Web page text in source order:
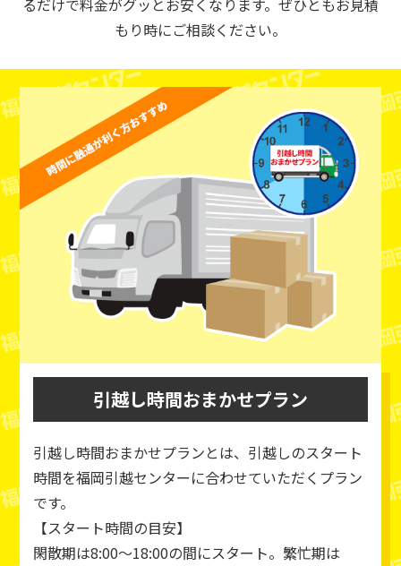
るだけで料金がグッとお安くなります。ぜひともお見積
もり時にご相談ください。
引越し時間おまかせプラン
引越し時間おまかせプランとは、引越しのスタート
時間を福岡引越センターに合わせていただくプラン
です。
【スタート時間の目安】
閑散期は8:00～18:00の間にスタート。繁忙期は